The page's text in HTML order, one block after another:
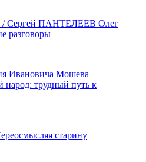
/ Сергей ПАНТЕЛЕЕВ Олег
Ивановича Мошева
народ: трудный путь к
старину